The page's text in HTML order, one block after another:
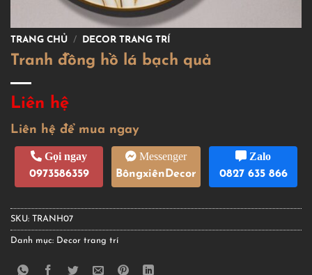
TRANG CHỦ / DECOR TRANG TRÍ
Tranh đồng hồ lá bạch quả
Liên hệ
Liên hệ để mua ngay
Gọi ngay
0973586359
Messenger
BôngxiênDecor
Zalo
0827 635 866
SKU: TRANH07
Danh mục: Decor trang trí